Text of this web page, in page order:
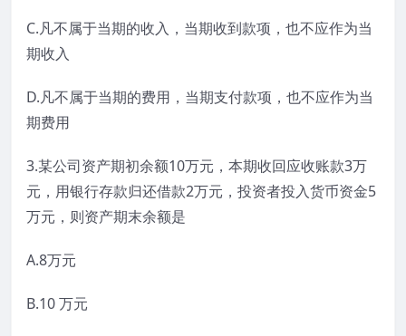
C.凡不属于当期的收入，当期收到款项，也不应作为当
期收入
D.凡不属于当期的费用，当期支付款项，也不应作为当
期费用
3.某公司资产期初余额10万元，本期收回应收账款3万
元，用银行存款归还借款2万元，投资者投入货币资金5
万元，则资产期末余额是
A.8万元
B.10 万元